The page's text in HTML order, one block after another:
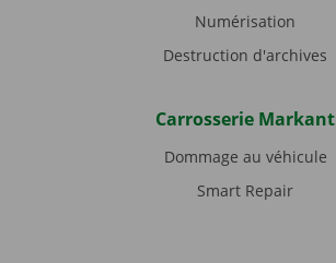
Numérisation
Destruction d'archives
Carrosserie Markant
Dommage au véhicule
Smart Repair